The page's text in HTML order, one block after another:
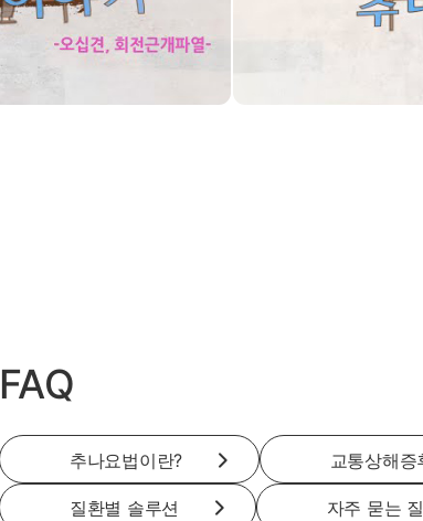
FAQ
추나요법이란? 교통상해
질환별 솔루션 자주 묻는